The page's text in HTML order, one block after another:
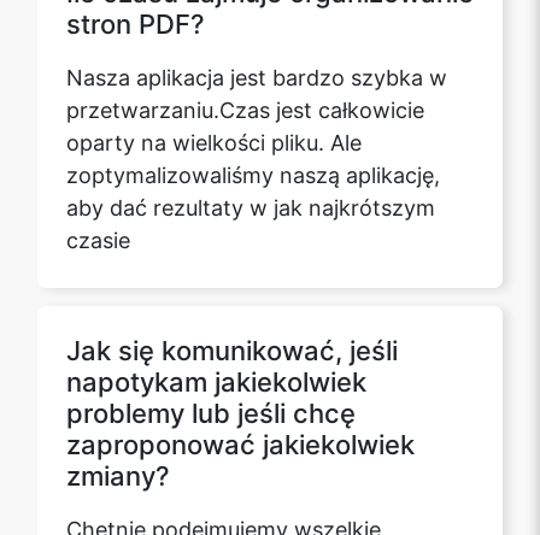
stron PDF?
Nasza aplikacja jest bardzo szybka w
przetwarzaniu.Czas jest całkowicie
oparty na wielkości pliku. Ale
zoptymalizowaliśmy naszą aplikację,
aby dać rezultaty w jak najkrótszym
czasie
Jak się komunikować, jeśli
napotykam jakiekolwiek
problemy lub jeśli chcę
zaproponować jakiekolwiek
zmiany?
Chętnie podejmujemy wszelkie